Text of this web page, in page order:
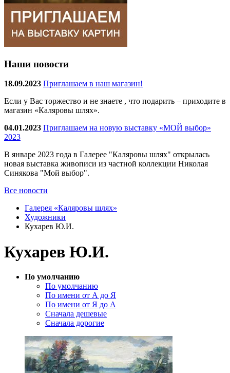
Наши новости
18.09.2023 Приглашаем в наш магазин!
Если у Вас торжество и не знаете , что подарить – приходите в
магазин «Каляровы шлях».
04.01.2023 Приглашаем на новую выставку «МОЙ выбор»
2023
В январе 2023 года в Галерее "Каляровы шлях" открылась
новая выставка живописи из частной коллекции Николая
Синякова "Мой выбор".
Все новости
Галерея «Каляровы шлях»
Художники
Кухарев Ю.И.
Кухарев Ю.И.
По умолчанию
По умолчанию
По имени от А до Я
По имени от Я до А
Сначала дешевые
Сначала дорогие